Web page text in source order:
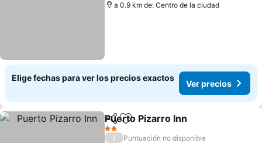
a 0.9 km de: Centro de la ciudad
Elige fechas para ver los precios exactos
Ver precios
CompartirAgregar a favoritos
Puerto Pizarro Inn
2 Estrellas
/
Puntuación no disponible